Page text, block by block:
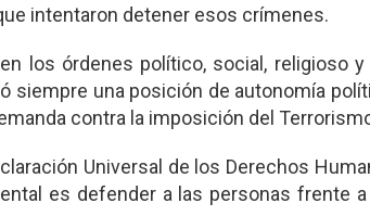
intentaron detener esos crímenes.
los órdenes político, social, religioso
siempre una posición de autonomía
contra la imposición del
Universal de los Derechos
es defender a las personas frente